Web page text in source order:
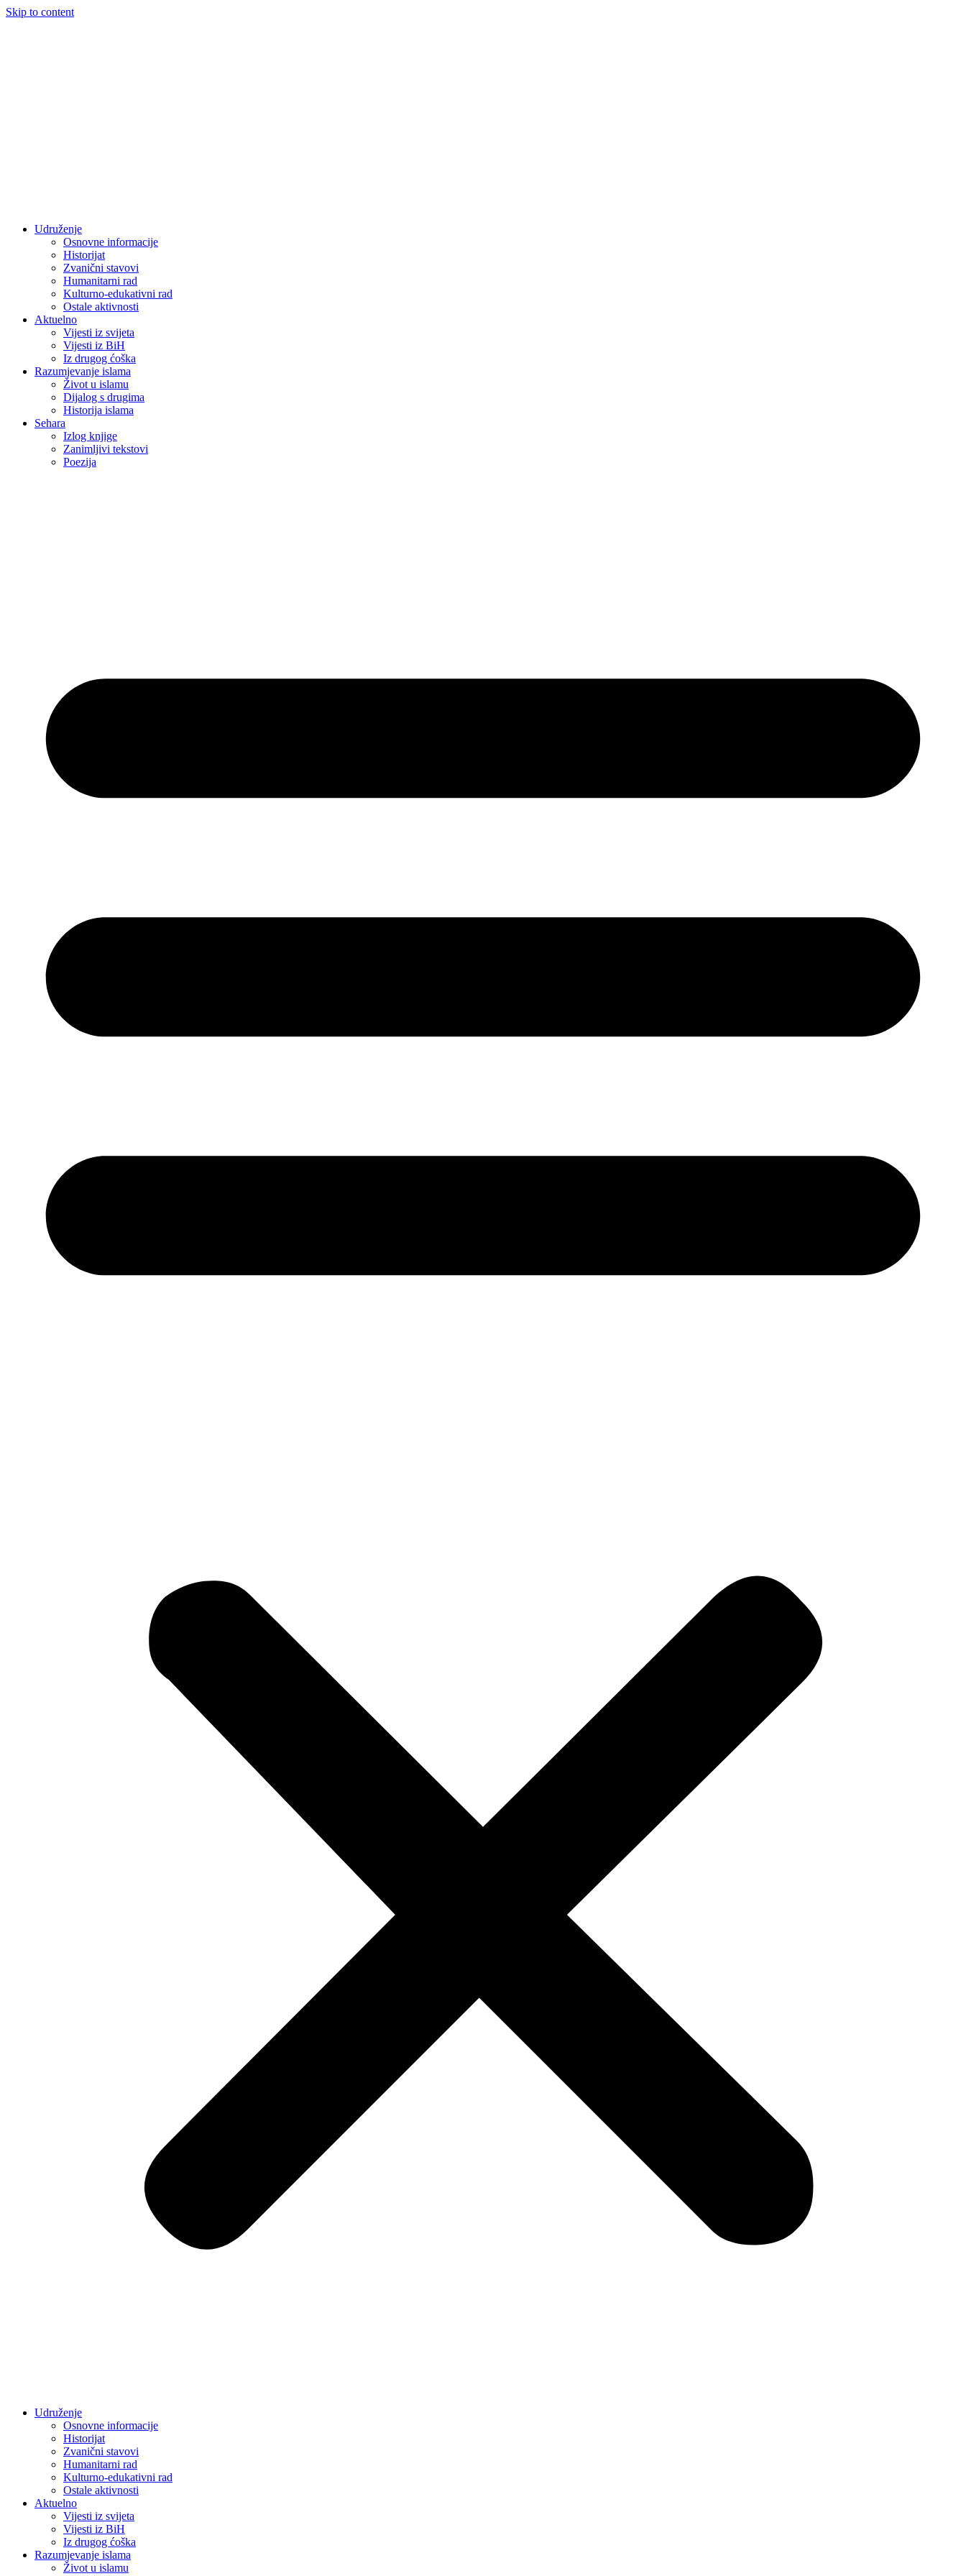
Skip to content
Udruženje
Osnovne informacije
Historijat
Zvanični stavovi
Humanitarni rad
Kulturno-edukativni rad
Ostale aktivnosti
Aktuelno
Vijesti iz svijeta
Vijesti iz BiH
Iz drugog ćoška
Razumjevanje islama
Život u islamu
Dijalog s drugima
Historija islama
Sehara
Izlog knjige
Zanimljivi tekstovi
Poezija
Udruženje
Osnovne informacije
Historijat
Zvanični stavovi
Humanitarni rad
Kulturno-edukativni rad
Ostale aktivnosti
Aktuelno
Vijesti iz svijeta
Vijesti iz BiH
Iz drugog ćoška
Razumjevanje islama
Život u islamu